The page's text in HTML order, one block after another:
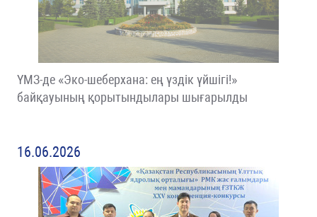
ҮМЗ-де «Эко-шеберхана: ең үздік үйшігі!»
байқауының қорытындылары шығарылды
16.06.2026